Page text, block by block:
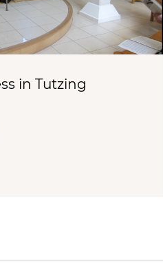
in Tutzing